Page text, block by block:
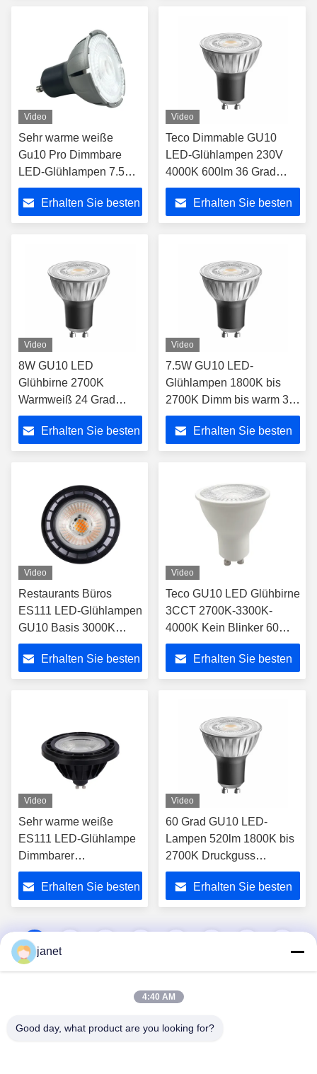
Video
Sehr warme weiße
Gu10 Pro Dimmbare
LED-Glühlampen 7.5W
2700K 24Degree Ra98
230V
Energieeinsparung
Erhalten Sie besten
Video
Teco Dimmable GU10
LED-Glühlampen 230V
4000K 600lm 36 Grad
RA98 8w LED Spotligt-
Glühlampen
Erhalten Sie besten
Video
8W GU10 LED
Glühbirne 2700K
Warmweiß 24 Grad
Strahlwinkel Ra98
Dimmbare Stelle
Erhalten Sie besten
Video
7.5W GU10 LED-
Glühlampen 1800K bis
2700K Dimm bis warm 36
Grad Ra90 Dimmbare
GlühbirneErhalten Sie besten
Video
Restaurants Büros
ES111 LED-Glühlampen
GU10 Basis 3000K
Warm Weiß 40 Grad
25000hrsErhalten Sie besten
Video
Teco GU10 LED Glühbirne
3CCT 2700K-3300K-
4000K Kein Blinker 60
Grad Dimmbar Watt 5.5W
CRI 90Erhalten Sie besten
Video
Sehr warme weiße
ES111 LED-Glühlampe
Dimmbarer
Scheinwerfer GU10
Basis 2700K 40 Grad
25000 Stunden
Erhalten Sie besten
Video
60 Grad GU10 LED-
Lampen 520lm 1800K bis
2700K Druckguss
Aluminium GU10
Scheinwerfer
Erhalten Sie besten
1
janet
4:40 AM
Good day, what product are you looking for?